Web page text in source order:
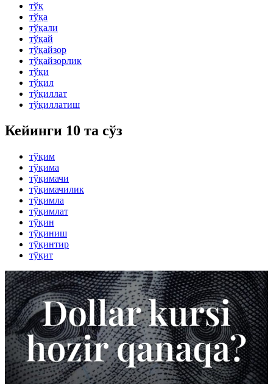
тўқ
тўқа
тўқали
тўқай
тўқайзор
тўқайзорлик
тўқи
тўқил
тўқиллат
тўқиллатиш
Кейинги 10 та сўз
тўқим
тўқима
тўқимачи
тўқимачилик
тўқимла
тўқимлат
тўқин
тўқиниш
тўқинтир
тўқит